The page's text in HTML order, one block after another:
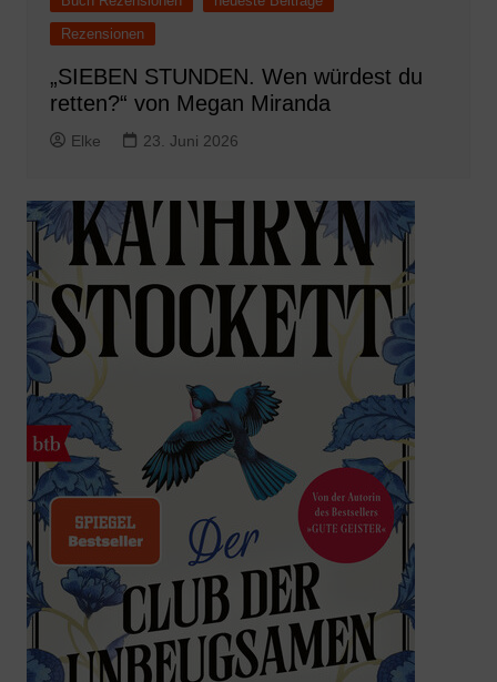
Rezensionen
„SIEBEN STUNDEN. Wen würdest du
retten?“ von Megan Miranda
Elke 23. Juni 2026